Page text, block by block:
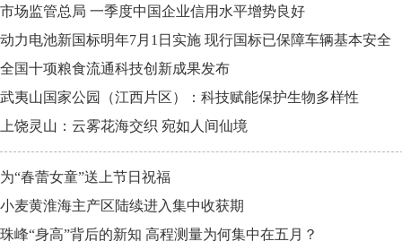
市场监管总局 一季度中国企业信用水平增势良好
动力电池新国标明年7月1日实施 现行国标已保障车辆基本安全
全国十项粮食流通科技创新成果发布
武夷山国家公园（江西片区）：科技赋能保护生物多样性
上饶灵山：云雾花海交织 宛如人间仙境
为“春蕾女童”送上节日祝福
小麦黄淮海主产区陆续进入集中收获期
珠峰“身高”背后的新知 高程测量为何集中在五月？